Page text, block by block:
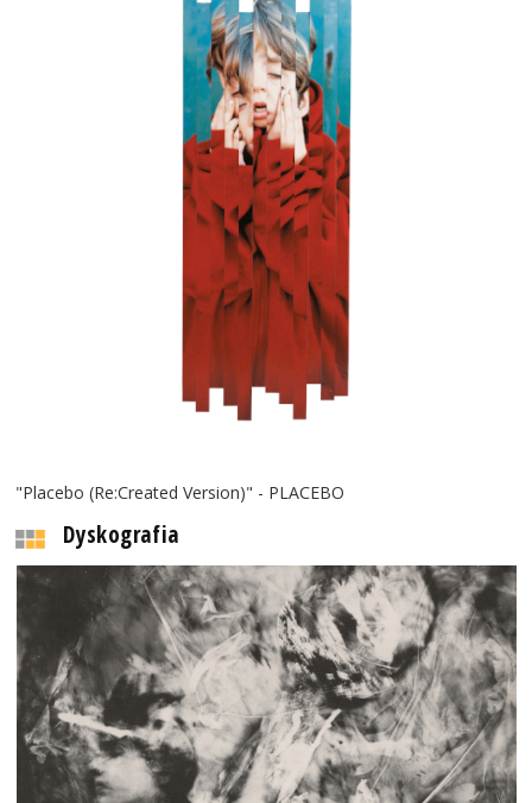
"Placebo (Re:Created Version)" - PLACEBO
Dyskografia